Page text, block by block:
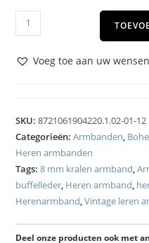
Voeg toe aan uw
SKU:8721061904220.1.02-01-12
Categorieën:Armbanden,
Heren armbanden
Tags:8 mm kralen armband,
buffelleder, Heren armband,
Herenarmband,Vintage leren
Deel onze producten ook met